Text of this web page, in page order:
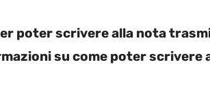
poter scrivere alla nota
su come poter scrivere